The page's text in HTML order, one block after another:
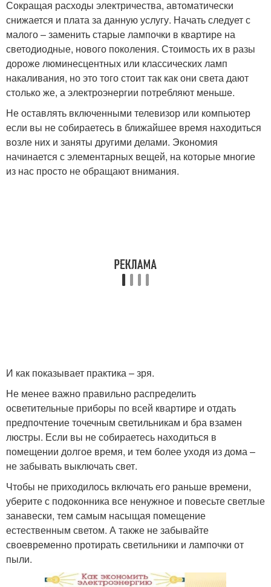
Сокращая расходы электричества, автоматически
снижается и плата за данную услугу. Начать следует с
малого – заменить старые лампочки в квартире на
светодиодные, нового поколения. Стоимость их в разы
дороже люминесцентных или классических ламп
накаливания, но это того стоит так как они света дают
столько же, а электроэнергии потребляют меньше.
Не оставлять включенными телевизор или компьютер
если вы не собираетесь в ближайшее время находиться
возле них и заняты другими делами. Экономия
начинается с элементарных вещей, на которые многие
из нас просто не обращают внимания.
И как показывает практика – зря.
Не менее важно правильно распределить
осветительные приборы по всей квартире и отдать
предпочтение точечным светильникам и бра взамен
люстры. Если вы не собираетесь находиться в
помещении долгое время, и тем более уходя из дома –
не забывать выключать свет.
Чтобы не приходилось включать его раньше времени,
уберите с подоконника все ненужное и повесьте светлые
занавески, тем самым насыщая помещение
естественным светом. А также не забывайте
своевременно протирать светильники и лампочки от
пыли.